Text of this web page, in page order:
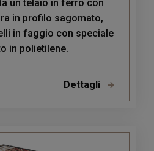
un telaio in ferro con
in profilo sagomato,
in faggio con speciale
in polietilene.
Dettagli